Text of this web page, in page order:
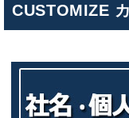
CUSTOMIZE